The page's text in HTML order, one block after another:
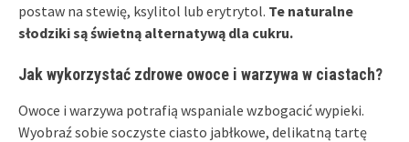
postaw na stewię, ksylitol lub erytrytol. Te naturalne
słodziki są świetną alternatywą dla cukru.
Jak wykorzystać zdrowe owoce i warzywa w ciastach?
Owoce i warzywa potrafią wspaniale wzbogacić wypieki.
Wyobraź sobie soczyste ciasto jabłkowe, delikatną tartę